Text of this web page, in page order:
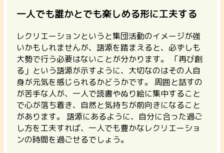
一人でも誰かとでも楽しめる形に工夫する
レクリエーションというと集団活動のイメージが強
いかもしれませんが、語源を踏まえると、必ずしも
大勢で行う必要はないことが分かります。
「再び創
る」という語源が示すように、大切なのはその人自
身が元気を感じられるかどうかです。 周囲と話すの
が苦手な人が、一人で読書やぬり絵に集中すること
で心が落ち着き、自然と気持ちが前向きになること
があります。 語源にあるように、自分に合った過ご
し方を工夫すれば、一人でも豊かなレクリエーショ
ンの時間を過ごせるでしょう。